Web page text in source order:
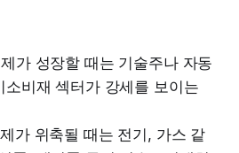
가 성장할 때는 기술주나 자동
소비재 섹터가 강세를 보이는
가 위축될 때는 전기, 가스 같